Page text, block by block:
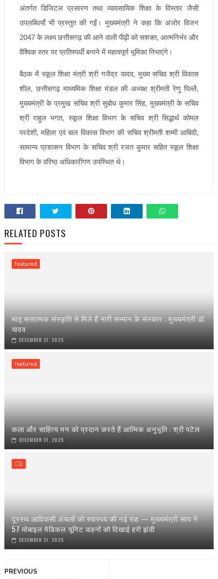
अंतर्गत डिजिटल प्रसारण तथा व्यावसायिक शिक्षा के विस्तार जैसी
उपलब्धियाँ भी प्रस्तुत की गईं। मुख्यमंत्री ने कहा कि अंजोर विजन
2047 के लक्ष्य छत्तीसगढ़ की आने वाली पीढ़ी को सशक्त, आत्मनिर्भर और
वैश्विक स्तर पर प्रतिस्पर्धी बनाने में महत्वपूर्ण भूमिका निभाएंगे।
बैठक में स्कूल शिक्षा मंत्री श्री गजेंद्र यादव, मुख्य सचिव श्री विकास
शील, छत्तीसगढ़ माध्यमिक शिक्षा मंडल की अध्यक्ष श्रीमती रेणु पिल्लै,
मुख्यमंत्री के प्रमुख सचिव श्री सुबोध कुमार सिंह, मुख्यमंत्री के सचिव
श्री राहुल भगत, स्कूल शिक्षा विभाग के सचिव श्री सिद्धार्थ कोमल
परदेशी, महिला एवं बाल विकास विभाग की सचिव श्रीमती शम्मी आबिदी,
सामान्य प्रशासन विभाग के सचिव श्री रजत कुमार सहित स्कूल शिक्षा
विभाग के वरिष्ठ अधिकारीगण उपस्थित थे।
RELATED POSTS
featured
मातृ सत्तात्मक संस्कृति से मिले हैं नारी सम्मान के संस्कार : मुख्यमंत्री डॉ.
यादव
DECEMBER 31, 2025
featured
कला और साहित्य मन को प्रदान करते हैं आत्मिक अनुभूति : श्री पटेल
DECEMBER 31, 2025
CG
दूरस्थ आदिवासी अंचलों को स्वास्थ्य की नई राह — मुख्यमंत्री साय ने
57 मोबाइल मेडिकल यूनिट वाहनों को दिखाई हरी झंडी
DECEMBER 31, 2025
PREVIOUS